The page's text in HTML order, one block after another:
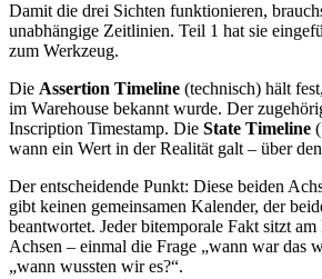
Damit die drei Sichten funktionieren,
unabhängige Zeitlinien. Teil 1 hat sie
zum Werkzeug.
Die Assertion Timeline (technisch) hält
im Warehouse bekannt wurde. Der
Inscription Timestamp. Die State Timeline
wann ein Wert in der Realität galt – über
Der entscheidende Punkt: Diese beiden
gibt keinen gemeinsamen Kalender, der
beantwortet. Jeder bitemporale Fakt sitzt
Achsen – einmal die Frage „wann war das
„wann wussten wir es?“.